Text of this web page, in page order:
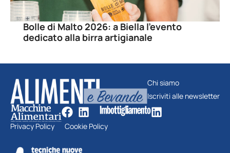
Bolle di Malto 2026: a Biella l’evento
dedicato alla birra artigianale
Chi siamo
Iscriviti alle newsletter
Privacy Policy Cookie Policy